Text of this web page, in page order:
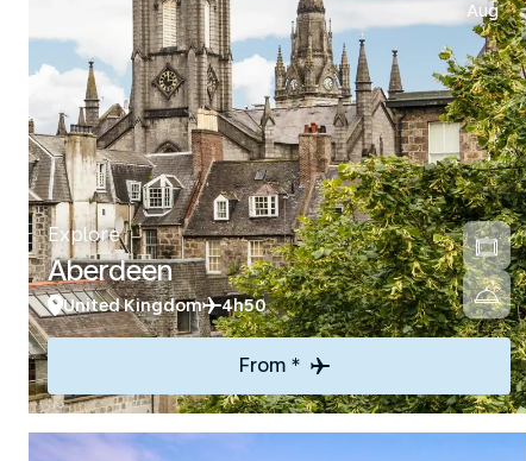
Aug
Explore
Aberdeen
United Kingdom 4h50
From *